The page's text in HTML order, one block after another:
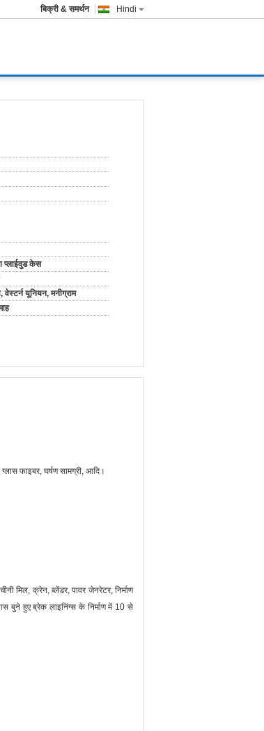
Hindi
बिक्री & समर्थन
प्लाईवुड केस
वेस्टर्न यूनियन, मनीग्राम
फाइबर, घर्षण सामग्री, आदि।
मिल, क्रेन, ब्लेंडर, पावर जेनरेटर, निर्माण
बुने हुए ब्रेक लाइनिंग्स के निर्माण में 10 से